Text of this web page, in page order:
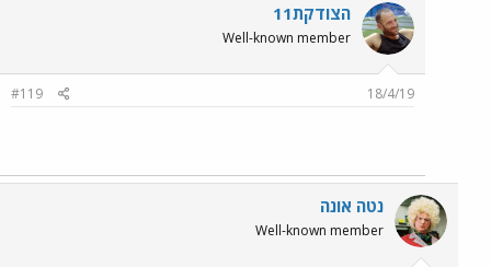
הצודקת11
Well-known member
18/4/19
#119
נטה אונה
Well-known member